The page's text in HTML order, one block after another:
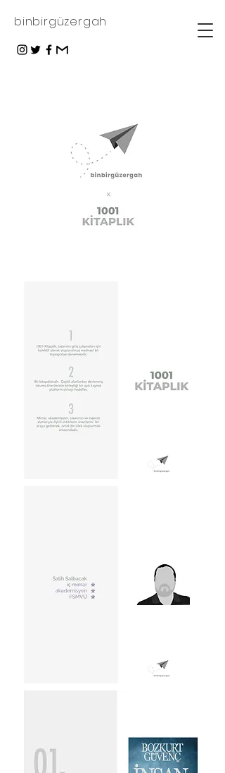
binbirgüzergah